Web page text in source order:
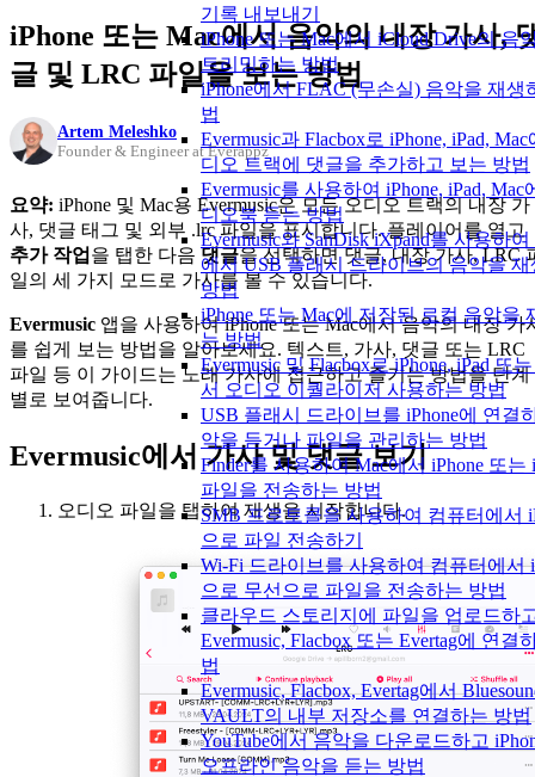
기록 내보내기
iPhone 또는 Mac에서 iCloud Drive의 음
트리밍하는 방법
iPhone에서 FLAC (무손실) 음악을 재생
법
Evermusic과 Flacbox로 iPhone, iPad,
디오 트랙에 댓글을 추가하고 보는 방법
Evermusic를 사용하여 iPhone, iPad, Mac
디오북 듣는 방법
Evermusic와 SanDisk iXpand를 사용하여
에서 USB 플래시 드라이브의 음악을
방법
iPhone 또는 Mac에 저장된 로컬 음악을
는 방법
Evermusic 및 Flacbox로 iPhone, iPad 또
서 오디오 이퀄라이저 사용하는 방법
USB 플래시 드라이브를 iPhone에 연결
악을 듣거나 파일을 관리하는 방법
Finder를 사용하여 Mac에서 iPhone 또는
파일을 전송하는 방법
SMB 프로토콜을 사용하여 컴퓨터에서
으로 파일 전송하기
Wi-Fi 드라이브를 사용하여 컴퓨터에서
으로 무선으로 파일을 전송하는 방법
클라우드 스토리지에 파일을 업로드하
Evermusic, Flacbox 또는 Evertag에 연결
법
Evermusic, Flacbox, Evertag에서
VAULT의 내부 저장소를 연결하는 방법
YouTube에서 음악을 다운로드하고
오프라인 음악을 듣는 방법
iPhone 또는 Mac에서 음악의 내장 가사,
글 및 LRC 파일을 보는 방법
Artem Meleshko
Founder & Engineer at Everappz
요약: iPhone 및 Mac용 Evermusic은 모든 오디오 트랙의 내장 가
사, 댓글 태그 및 외부 .lrc 파일을 표시합니다. 플레이어를 열고
추가 작업 을 탭한 다음 댓글을 선택하면 댓글, 내장 가사, LRC
일의 세 가지 모드로 가사를 볼 수 있습니다.
Evermusic 앱을 사용하여 iPhone 또는 Mac에서 음악의 내장 가
를 쉽게 보는 방법을 알아보세요. 텍스트, 가사, 댓글 또는 LRC
파일 등 이 가이드는 노래 가사에 접근하고 즐기는 방법을 단계
별로 보여줍니다.
Evermusic에서 가사 및 댓글 보기
오디오 파일을 탭하여 재생을 시작합니다.